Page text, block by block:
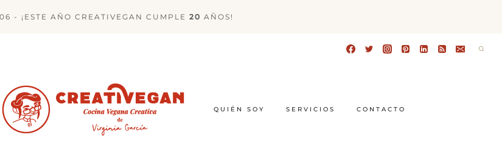
- ¡ESTE AÑO CREATIVEGAN CUMPLE 20 AÑOS!
QUIÉN SOY SERVICIOS CONTACTO